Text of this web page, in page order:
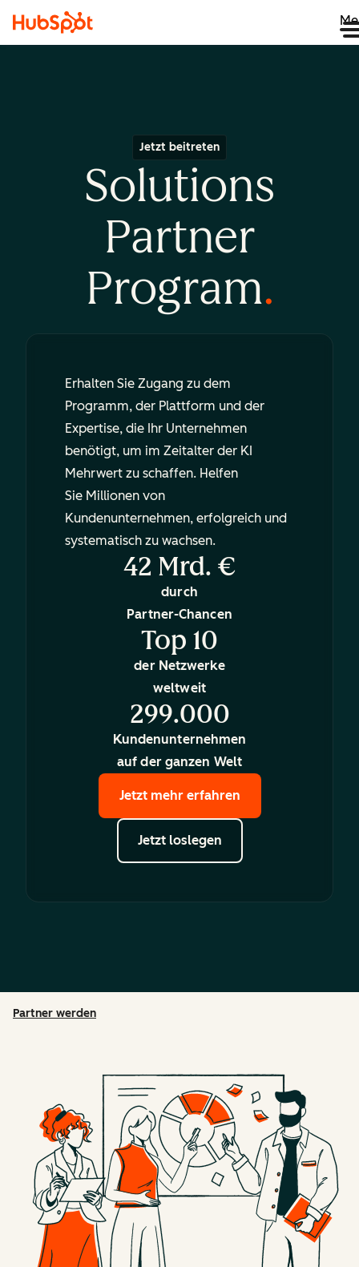
Jetzt beitreten
Solutions
Partner
Program
Erhalten Sie Zugang zu dem
Programm, der Plattform und der
Expertise, die Ihr Unternehmen
benötigt, um im Zeitalter der KI
Mehrwert zu schaffen. Helfen
Sie Millionen von
Kundenunternehmen, erfolgreich und
systematisch zu wachsen.
42 Mrd. €
durch
Partner-Chancen
Top 10
der Netzwerke
weltweit
299.000
Kundenunternehmen
auf der ganzen Welt
Jetzt mehr erfahren
Jetzt loslegen
Partner werden